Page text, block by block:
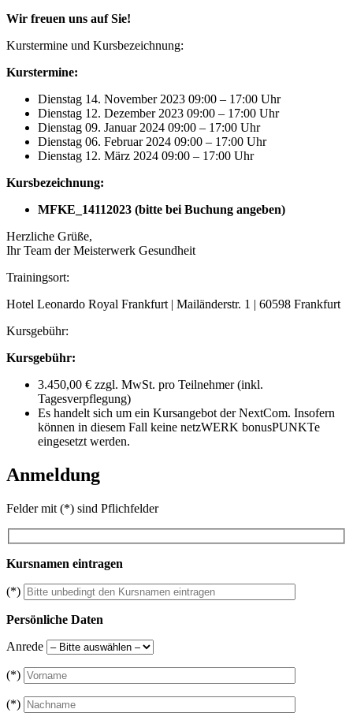
Wir freuen uns auf Sie!
Kurstermine und Kursbezeichnung:
Kurstermine:
Dienstag 14. November 2023 09:00 – 17:00 Uhr
Dienstag 12. Dezember 2023 09:00 – 17:00 Uhr
Dienstag 09. Januar 2024 09:00 – 17:00 Uhr
Dienstag 06. Februar 2024 09:00 – 17:00 Uhr
Dienstag 12. März 2024 09:00 – 17:00 Uhr
Kursbezeichnung:
MFKE_14112023 (bitte bei Buchung angeben)
Herzliche Grüße,
Ihr Team der Meisterwerk Gesundheit
Trainingsort:
Hotel Leonardo Royal Frankfurt | Mailänderstr. 1 | 60598 Frankfurt
Kursgebühr:
Kursgebühr:
3.450,00 € zzgl. MwSt. pro Teilnehmer (inkl.
Tagesverpflegung)
Es handelt sich um ein Kursangebot der NextCom. Insofern
können in diesem Fall keine netzWERK bonusPUNKTe
eingesetzt werden.
Anmeldung
Felder mit (*) sind Pflichfelder
Kursnamen eintragen
(*)
Persönliche Daten
Anrede
(*)
(*)